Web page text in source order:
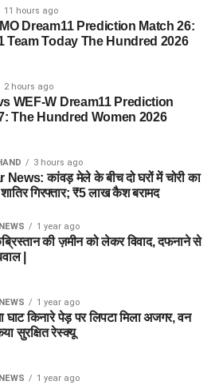
11 hours ago
Dream11 Prediction Match 26:
Team Today The Hundred 2026
2 hours ago
WEF-W Dream11 Prediction
The Hundred Women 2026
3 hours ago
News: कांवड़ मेले के बीच दो घरों में चोरी का
गिरफ्तार; ₹5 लाख कैश बरामद
1 year ago
की ज़मीन को लेकर विवाद, दफनाने से
|
1 year ago
घाट किनारे पेड़ पर लिपटा मिला अजगर, वन
सुरक्षित रेस्क्यू
1 year ago